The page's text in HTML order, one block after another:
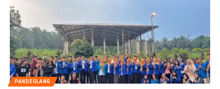
PANDEGLANG